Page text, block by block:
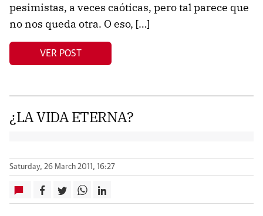
pesimistas, a veces caóticas, pero tal parece que
no nos queda otra. O eso, […]
VER POST
¿LA VIDA ETERNA?
Saturday, 26 March 2011, 16:27